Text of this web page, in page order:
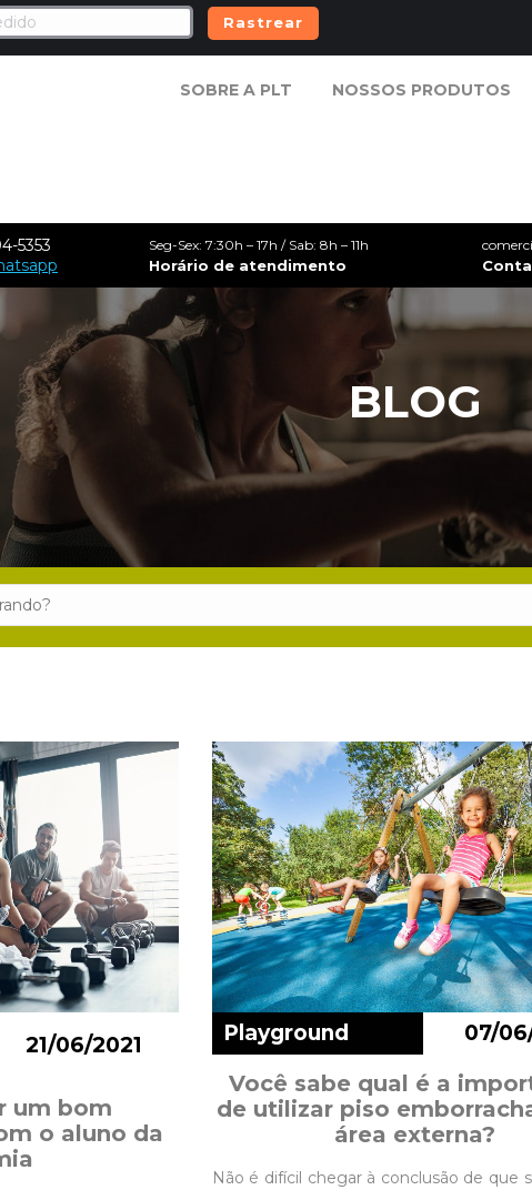
Rastrear
SOBRE A PLT NOSSOS PRODUTOS
5353
Seg-Sex: 7:30h – 17h / Sab: 8h – 11h
Horário de atendimento
BLOG
um bom
o aluno da
21/06/2021
Você sabe qual é a
de utilizar piso
área externa?
Playground 07/
Não é difícil chegar à conclusão de que
SOBRE A PLT